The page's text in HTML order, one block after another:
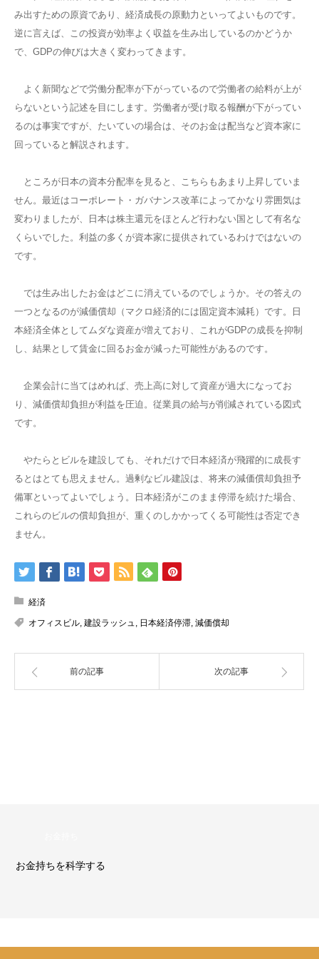
み出すための原資であり、経済成長の原動力といってよいものです。
逆に言えば、この投資が効率よく収益を生み出しているのかどうか
で、GDPの伸びは大きく変わってきます。
よく新聞などで労働分配率が下がっているので労働者の給料が上が
らないという記述を目にします。労働者が受け取る報酬が下がってい
るのは事実ですが、たいていの場合は、そのお金は配当など資本家に
回っていると解説されます。
ところが日本の資本分配率を見ると、こちらもあまり上昇していま
せん。最近はコーポレート・ガバナンス改革によってかなり雰囲気は
変わりましたが、日本は株主還元をほとんど行わない国として有名な
くらいでした。利益の多くが資本家に提供されているわけではないの
です。
では生み出したお金はどこに消えているのでしょうか。その答えの
一つとなるのが減価償却（マクロ経済的には固定資本減耗）です。日
本経済全体としてムダな資産が増えており、これがGDPの成長を抑制
し、結果として賃金に回るお金が減った可能性があるのです。
企業会計に当てはめれば、売上高に対して資産が過大になってお
り、減価償却負担が利益を圧迫。従業員の給与が削減されている図式
です。
やたらとビルを建設しても、それだけで日本経済が飛躍的に成長す
るとはとても思えません。過剰なビル建設は、将来の減価償却負担予
備軍といってよいでしょう。日本経済がこのまま停滞を続けた場合、
これらのビルの償却負担が、重くのしかかってくる可能性は否定でき
ません。
経済
オフィスビル 建設ラッシュ 日本経済停滞 減価償却
前の記事 次の記事